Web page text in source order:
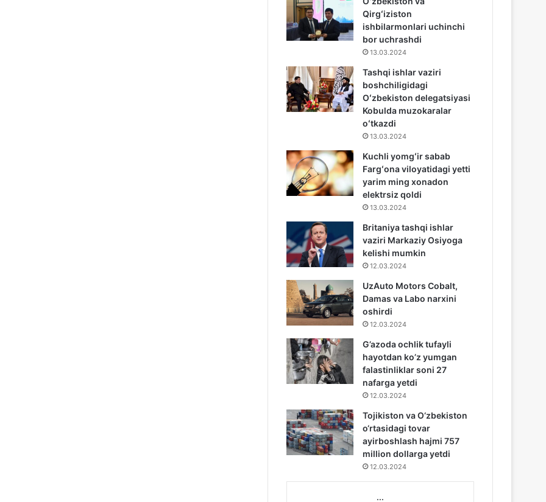
Qirgʻiziston
ishbilarmonlari uchinchi
bor uchrashdi
13.03.2024
Tashqi ishlar vaziri
boshchiligidagi
Oʻzbekiston delegatsiyasi
Kobulda muzokaralar
oʻtkazdi
13.03.2024
Kuchli yomgʻir sabab
Fargʻona viloyatidagi yetti
yarim ming xonadon
elektrsiz qoldi
13.03.2024
Britaniya tashqi ishlar
vaziri Markaziy Osiyoga
kelishi mumkin
12.03.2024
UzAuto Motors Cobalt,
Damas va Labo narxini
oshirdi
12.03.2024
G’azoda ochlik tufayli
hayotdan ko’z yumgan
falastinliklar soni 27
nafarga yetdi
12.03.2024
Tojikiston va O‘zbekiston
o‘rtasidagi tovar
ayirboshlash hajmi 757
million dollarga yetdi
12.03.2024
...